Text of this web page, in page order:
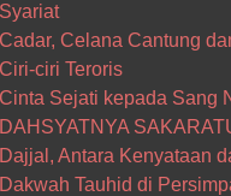
Syariat
Cadar, Celana Cantung
Ciri-ciri Teroris
Cinta Sejati kepada Sang
DAHSYATNYA
Dajjal, Antara Kenyataan
Dakwah Tauhid di